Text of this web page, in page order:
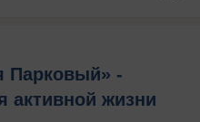
Парковый» -
активной жизни